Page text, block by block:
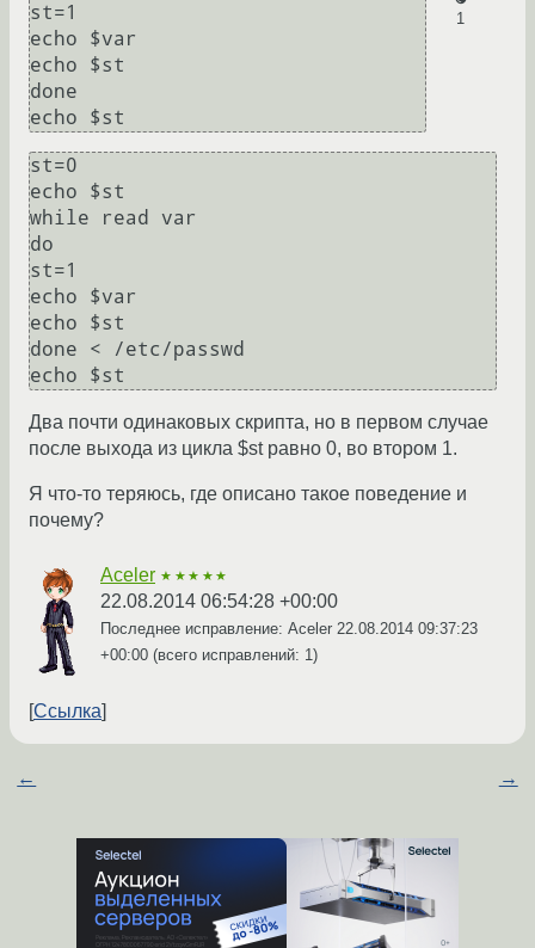
1
st=1
echo $var
echo $st
done
st=0
echo $st
while read var
do
st=1
echo $var
echo $st
done < /etc/passwd
Два почти одинаковых скрипта, но в первом случае
после выхода из цикла $st равно 0, во втором 1.
Я что-то теряюсь, где описано такое поведение и
почему?
Aceler ★★★★★
22.08.2014 06:54:28 +00:00
Последнее исправление: Aceler 22.08.2014 09:37:23
+00:00 (всего исправлений: 1)
Ссылка
← →